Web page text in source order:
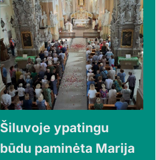
Šiluvoje ypatingu
būdu paminėta Marija